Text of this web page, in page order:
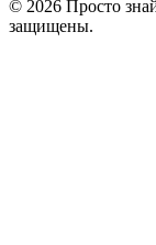
© 2026 Просто
защищены.